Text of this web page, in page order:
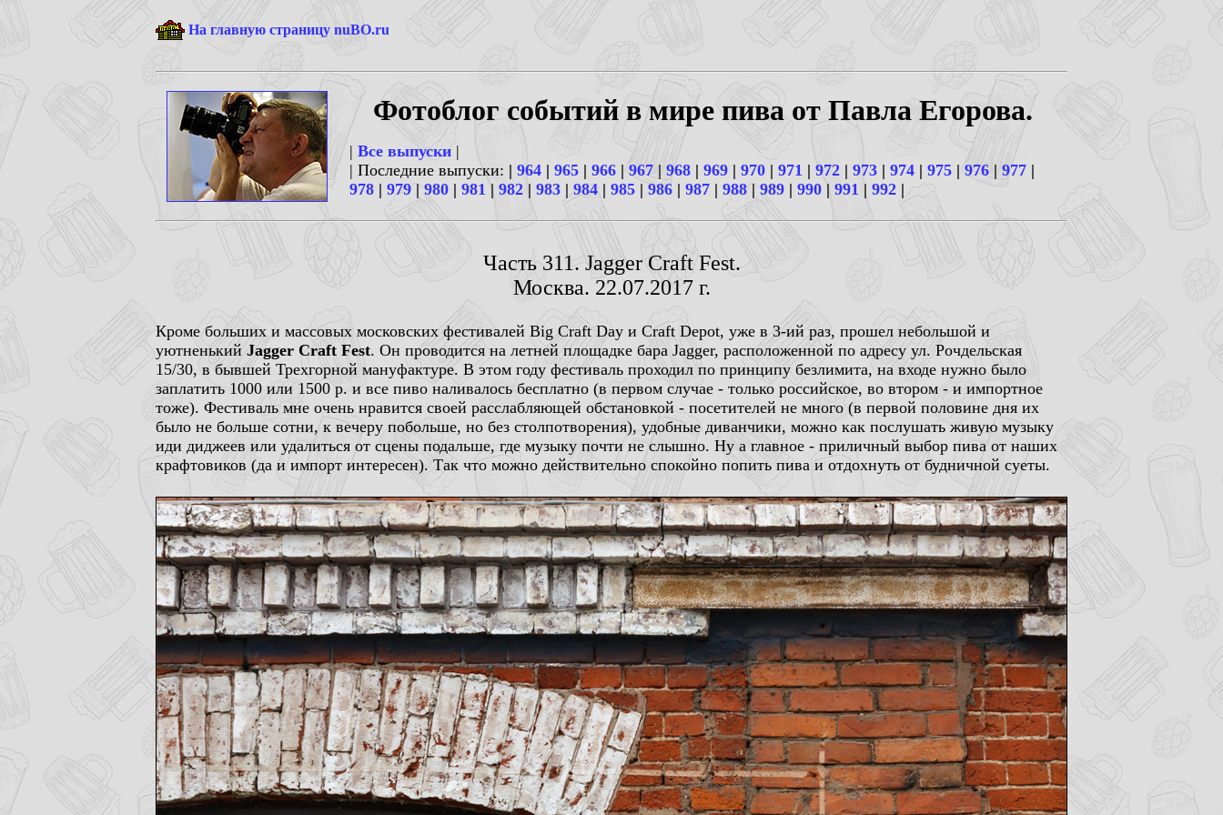
На главную страницу nuBO.ru
Фотоблог событий в мире пива от Павла Егорова.
| Все выпуски |
| Последние выпуски: | 964 | 965 | 966 | 967 | 968 | 969 | 970 | 971 | 972 | 973 | 974 | 975 | 976 | 977 |
978 | 979 | 980 | 981 | 982 | 983 |984| 985 | 986 | 987 | 988| 989 | 990 | 991 | 992 |
Часть 311. Jagger Craft Fest.
Москва. 22.07.2017 г.
Кроме больших и массовых московских фестивалей Big Craft Day и Craft Depot, уже в 3-ий раз, прошел небольшой и
уютненький Jagger Craft Fest. Он проводится на летней площадке бара Jagger, расположенной по адресу ул. Рочдельская
15/30, в бывшей Трехгорной мануфактуре. В этом году фестиваль проходил по принципу безлимита, на входе нужно было
заплатить 1000 или 1500 р. и все пиво наливалось бесплатно (в первом случае - только российское, во втором - и импортное
тоже). Фестиваль мне очень нравится своей расслабляющей обстановкой - посетителей не много (в первой половине дня их
было не больше сотни, к вечеру побольше, но без столпотворения), удобные диванчики, можно как послушать живую музыку
иди диджеев или удалиться от сцены подальше, где музыку почти не слышно. Ну а главное - приличный выбор пива от наших
крафтовиков (да и импорт интересен). Так что можно действительно спокойно попить пива и отдохнуть от будничной суеты.